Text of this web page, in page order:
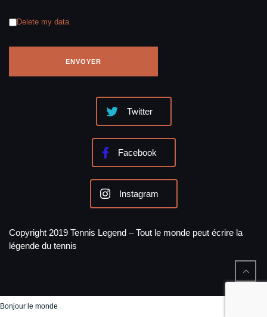
Delete my data
Twitter
Facebook
Instagram
Copyright 2019 Tennis Legend – Tout le monde peut écrire la
légende du tennis
Bonjour le monde